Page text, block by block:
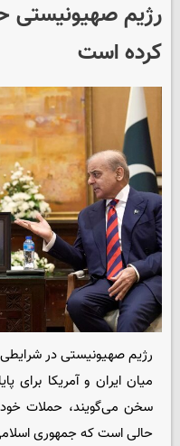
رژیم صهیونیستی
کرده است
رژیم صهیونیستی در
میان ایران و آمریکا
سخن می‌گویند، حملات
حالی است که جمهوری